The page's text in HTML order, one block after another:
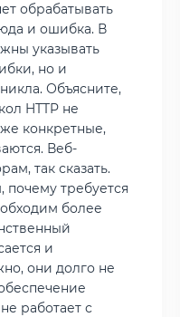
обрабатывать
и ошибка. В
указывать
но и
Объясните,
HTTP не
конкретные,
Веб-
так сказать.
почему требуется
более
и
они долго не
работает с